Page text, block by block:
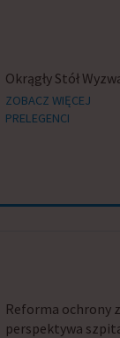
Okrągły Stół
ZOBACZ WIĘCEJ
PRELEGENCI
Reforma ochrony
perspektywa